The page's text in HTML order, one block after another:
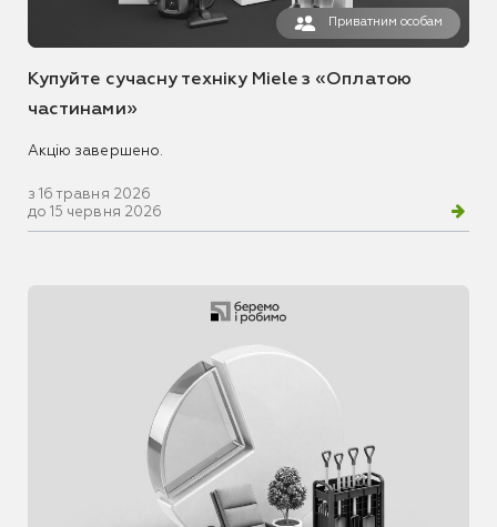
Приватним особам
Купуйте сучасну техніку Miele з «Оплатою
частинами»
Акцію завершено.
з 16 травня 2026
до 15 червня 2026